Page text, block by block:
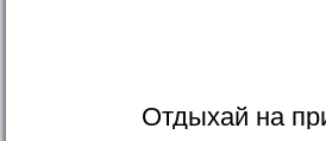
Отдыхай на